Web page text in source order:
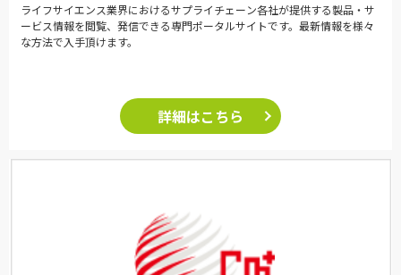
ライフサイエンス業界におけるサプライチェーン各社が提供する製品・サ
ービス情報を閲覧、発信できる専門ポータルサイトです。最新情報を様々
な方法で入手頂けます。
詳細はこちら